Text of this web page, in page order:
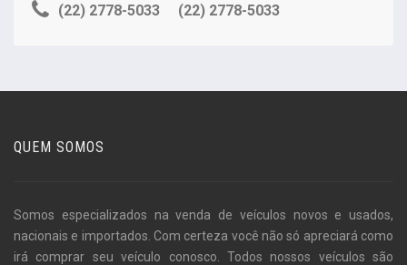
(22) 2778-5033 (22) 2778-5033
QUEM SOMOS
Somos especializados na venda de veículos novos e usados,
nacionais e importados. Com certeza você não só apreciará como
irá comprar seu veículo conosco. Todos nossos veículos são